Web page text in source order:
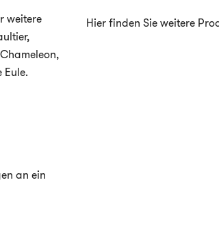
weitere
an ein
Hier finden Sie weitere